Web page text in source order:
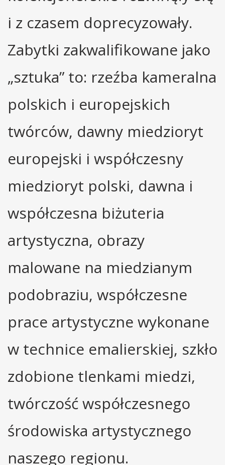
i z czasem doprecyzowały.
Zabytki zakwalifikowane jako
„sztuka” to: rzeźba kameralna
polskich i europejskich
twórców, dawny miedzioryt
europejski i współczesny
miedzioryt polski, dawna i
współczesna biżuteria
artystyczna, obrazy
malowane na miedzianym
podobraziu, współczesne
prace artystyczne wykonane
w technice emalierskiej, szkło
zdobione tlenkami miedzi,
twórczość współczesnego
środowiska artystycznego
naszego regionu.